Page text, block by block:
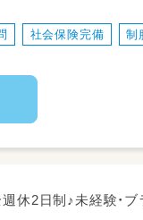
送迎・預かりなしの
る業務
定める事業所
社会保険完備 制
休2日制♪未経験・ブ